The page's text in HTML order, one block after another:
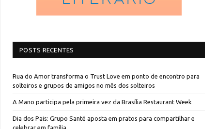
POSTS RECENTES
Rua do Amor transforma o Trust Love em ponto de encontro para
solteiros e grupos de amigos no mês dos solteiros
A Mano participa pela primeira vez da Brasília Restaurant Week
Dia dos Pais: Grupo Santé aposta em pratos para compartilhar e
celebrar em família